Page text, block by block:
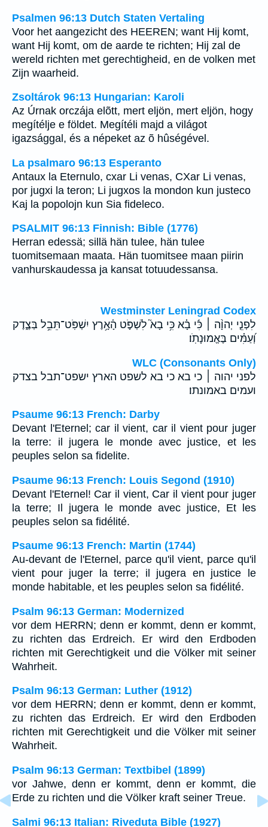
Psalmen 96:13 Dutch Staten Vertaling
Voor het aangezicht des HEEREN; want Hij komt,
want Hij komt, om de aarde te richten; Hij zal de
wereld richten met gerechtigheid, en de volken met
Zijn waarheid.
Zsoltárok 96:13 Hungarian: Karoli
Az Úrnak orczája elõtt, mert eljön, mert eljön, hogy
megítélje e földet. Megítéli majd a világot
igazsággal, és a népeket az õ hûségével.
La psalmaro 96:13 Esperanto
Antaux la Eternulo, cxar Li venas, CXar Li venas,
por jugxi la teron; Li jugxos la mondon kun justeco
Kaj la popolojn kun Sia fideleco.
PSALMIT 96:13 Finnish: Bible (1776)
Herran edessä; sillä hän tulee, hän tulee
tuomitsemaan maata. Hän tuomitsee maan piirin
vanhurskaudessa ja kansat totuudessansa.
Westminster Leningrad Codex
לִפְנֵ֤י יְהוָ֨ה ׀ כִּ֬י בָ֗א כִּ֥י בָא֮ לִשְׁפֹּ֪ט הָ֫אָ֥רֶץ יִשְׁפֹּֽט־תֵּבֵ֥ל בְּצֶ֑דֶק
וְ֝עַמִּ֗ים בֶּאֱמוּנָתֹֽו׃
WLC (Consonants Only)
לפני יהוה ׀ כי בא כי בא לשפט הארץ ישפט־תבל בצדק
ועמים באמונתו׃
Psaume 96:13 French: Darby
Devant l'Eternel; car il vient, car il vient pour juger
la terre: il jugera le monde avec justice, et les
peuples selon sa fidelite.
Psaume 96:13 French: Louis Segond (1910)
Devant l'Eternel! Car il vient, Car il vient pour juger
la terre; Il jugera le monde avec justice, Et les
peuples selon sa fidélité.
Psaume 96:13 French: Martin (1744)
Au-devant de l'Eternel, parce qu'il vient, parce qu'il
vient pour juger la terre; il jugera en justice le
monde habitable, et les peuples selon sa fidélité.
Psalm 96:13 German: Modernized
vor dem HERRN; denn er kommt, denn er kommt,
zu richten das Erdreich. Er wird den Erdboden
richten mit Gerechtigkeit und die Völker mit seiner
Wahrheit.
Psalm 96:13 German: Luther (1912)
vor dem HERRN; denn er kommt, denn er kommt,
zu richten das Erdreich. Er wird den Erdboden
richten mit Gerechtigkeit und die Völker mit seiner
Wahrheit.
Psalm 96:13 German: Textbibel (1899)
vor Jahwe, denn er kommt, denn er kommt, die
Erde zu richten und die Völker kraft seiner Treue.
Salmi 96:13 Italian: Riveduta Bible (1927)